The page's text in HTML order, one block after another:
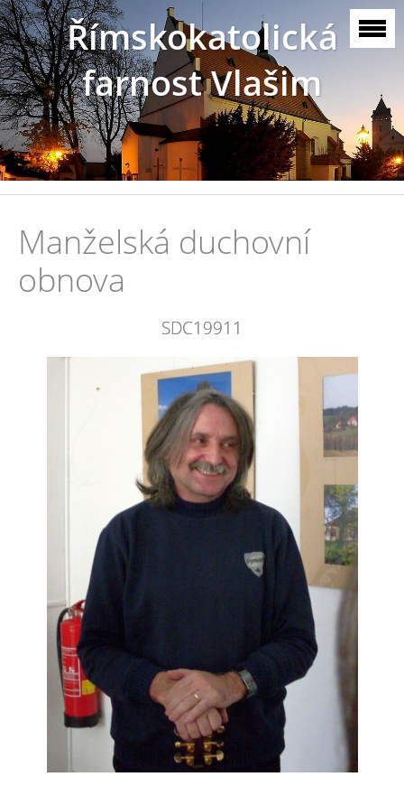
Římskokatolická
farnost Vlašim
Manželská duchovní
obnova
SDC19911